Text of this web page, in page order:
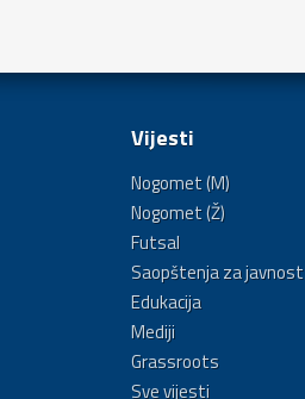
Vijesti
Nogomet (M)
Nogomet (Ž)
Futsal
Saopštenja za javnost
Edukacija
Mediji
Grassroots
Sve vijesti